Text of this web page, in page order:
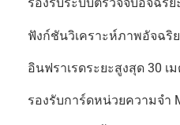
ฟังก์ชันวิเคราะห์ภาพอัจฉริ
อินฟราเรดระยะสูงสุด 30 เ
รองรับการ์ดหน่วยความจำ